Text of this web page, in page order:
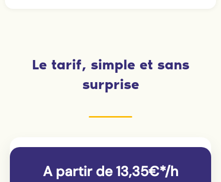
Le tarif, simple et sans
surprise
A partir de 13,35€*/h